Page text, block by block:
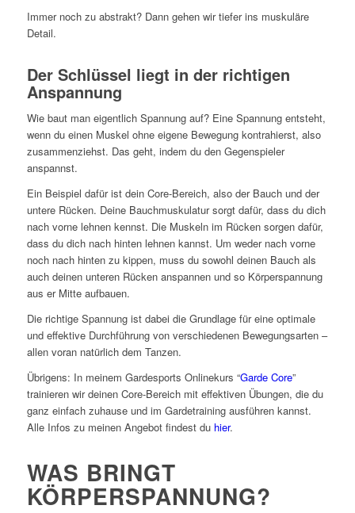
Immer noch zu abstrakt? Dann gehen wir tiefer ins muskuläre
Detail.
Der Schlüssel liegt in der richtigen
Anspannung
Wie baut man eigentlich Spannung auf? Eine Spannung entsteht,
wenn du einen Muskel ohne eigene Bewegung kontrahierst, also
zusammenziehst. Das geht, indem du den Gegenspieler
anspannst.
Ein Beispiel dafür ist dein Core-Bereich, also der Bauch und der
untere Rücken. Deine Bauchmuskulatur sorgt dafür, dass du dich
nach vorne lehnen kennst. Die Muskeln im Rücken sorgen dafür,
dass du dich nach hinten lehnen kannst. Um weder nach vorne
noch nach hinten zu kippen, muss du sowohl deinen Bauch als
auch deinen unteren Rücken anspannen und so Körperspannung
aus er Mitte aufbauen.
Die richtige Spannung ist dabei die Grundlage für eine optimale
und effektive Durchführung von verschiedenen Bewegungsarten –
allen voran natürlich dem Tanzen.
Übrigens: In meinem Gardesports Onlinekurs “Garde Core”
trainieren wir deinen Core-Bereich mit effektiven Übungen, die du
ganz einfach zuhause und im Gardetraining ausführen kannst.
Alle Infos zu meinen Angebot findest du hier.
WAS BRINGT
KÖRPERSPANNUNG?